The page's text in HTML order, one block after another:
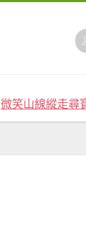
微笑山線縱走尋